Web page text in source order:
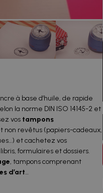
à base d’huile, de rapide
la norme DIN ISO 14145-2 et
vos tampons
non revêtus (papiers-cadeaux,
et cachetez vos
formulaires et dossiers.
, tampons comprenant
d’art…